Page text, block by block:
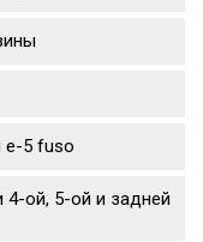
е-5 fuso
4-ой, 5-ой и задней